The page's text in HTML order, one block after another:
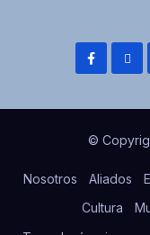
©
Nosotros Aliados
Cultura